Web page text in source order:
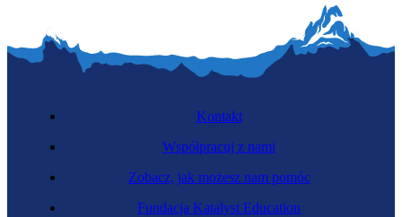
Kontakt
Współpracuj z nami
Zobacz, jak możesz nam pomóc
Fundacja Katalyst Education